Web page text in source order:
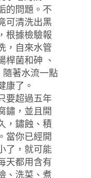
的問題。不
可清洗出黑
根據檢驗報
，自來水管
桿菌和砷 、
隨著水流一點
康了。
超過五年
鏽，並且開
，鏽蝕、積
當你已經開
了，就可能
天都用含有
、洗菜、煮